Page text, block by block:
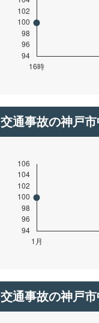
交通事故の神戸
交通事故の神戸